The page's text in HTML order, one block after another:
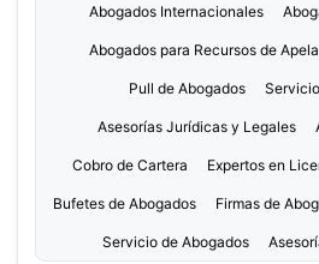
Abogados Internacionales
Abogados para Recursos de
Pull de Abogados
Asesorías Jurídicas y Legales
Cobro de Cartera Expertos en
Bufetes de Abogados Firmas de
Servicio de Abogados